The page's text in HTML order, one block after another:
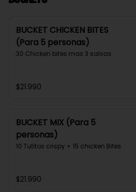
BUCKET CHICKEN BITES
(Para 5 personas)
30 Chicken bites mas 3 salsas
$21.990
BUCKET MIX (Para 5
personas)
10 Tutitos crispy + 15 chicken Bites
$21.990